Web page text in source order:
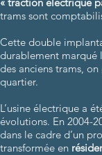
trams sont
Cette double
durablement marqué
des anciens trams,
quartier.
L’usine électrique a
évolutions. En 2004-
dans le cadre d’un
transformée en